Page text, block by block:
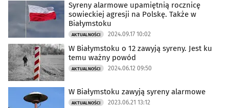
Syreny alarmowe upamiętnią rocznicę
sowieckiej agresji na Polskę. Także w
Białymstoku
AKTUALNOŚCI 2024.09.17 10:02
W Białymstoku o 12 zawyją syreny. Jest ku
temu ważny powód
AKTUALNOŚCI 2024.06.12 09:50
W Białymstoku zawyją syreny alarmowe
AKTUALNOŚCI 2023.06.21 13:12